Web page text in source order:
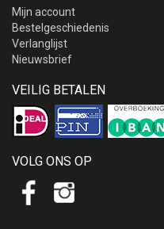
Mijn account
Bestelgeschiedenis
Verlanglijst
Nieuwsbrief
VEILIG BETALEN
VOLG ONS OP